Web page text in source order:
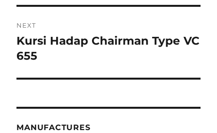
NEXT
Next
post:
Kursi Hadap Chairman Type VC
655
MANUFACTURES